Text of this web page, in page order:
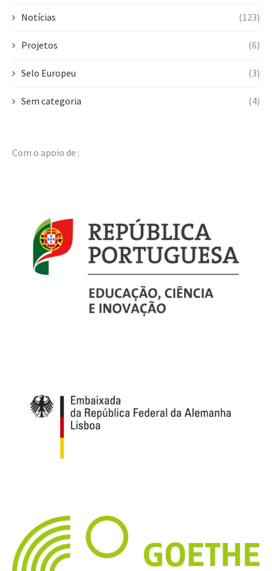
Notícias (123)
Projetos (6)
Selo Europeu (3)
Sem categoria (4)
Com o apoio de :